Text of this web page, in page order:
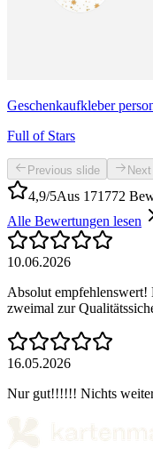
Geschenkaufkleber
Full of Stars
Previous slide
4,9/5Aus 171772
Alle Bewertungen lesen
10.06.2026
Absolut
zweimal zur
16.05.2026
Nur gut!!!!!! Nichts